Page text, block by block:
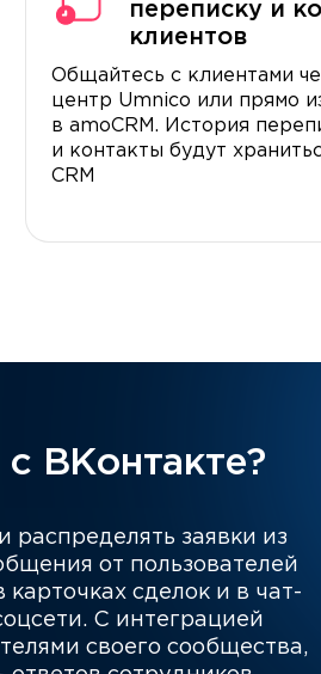
переписку и
клиентов
Общайтесь с клиентами
центр Umnico или прямо
в amoCRM. История
и контакты будут
CRM
ВКонтакте?
распределять заявки из
от пользователей
сделок и в чат-
С интеграцией
своего сообщества,